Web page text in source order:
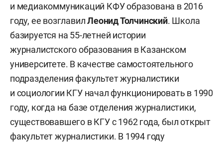
и медиакоммуникаций КФУ образована в 2016
году, ее возглавилЛеонид Толчинский. Школа
базируется на 55-летней истории
журналистского образования в Казанском
университете. В качестве самостоятельного
подразделения факультет журналистики
и социологии КГУ начал функционировать в 1990
году, когда на базе отделения журналистики,
существовавшего в КГУ с 1962 года, был открыт
факультет журналистики. В 1994 году